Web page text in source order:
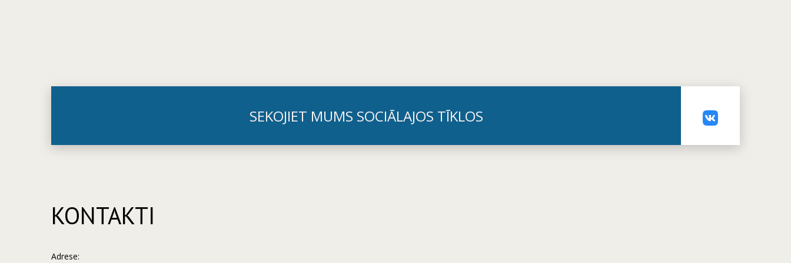
SEKOJIET MUMS SOCIĀLAJOS TĪKLOS
KONTAKTI
Adrese: